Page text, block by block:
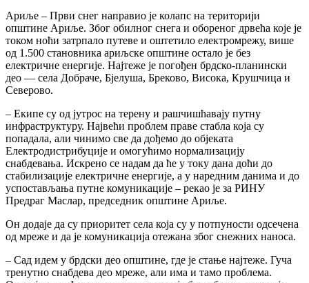
Ариље – Први снег направио је колапс на територији
општине Ариље. Због обилног снега и обореног дрвећа које је
током ноћи затрпало путеве и оштетило електромрежу, више
од 1.500 становника ариљске општине остало је без
електричне енергије. Најтеже је погођен брдско-планински
део — села Добраче, Бјелуша, Бреково, Висока, Крушчица и
Северово.
– Екипе су од јутрос на терену и рашчишћавају путну
инфраструктуру. Највећи проблем праве стабла која су
попадала, али чинимо све да дођемо до објеката
Електродистрибуције и омогућимо нормализацију
снабдевања. Искрено се надам да ће у току дана доћи до
стабилизације електричне енергије, а у наредним данима и до
успостављања путне комуникације – рекао је за РИНУ
Предраг Маслар, председник општине Ариље.
Он додаје да су приоритет села која су у потпуности одсечена
од мреже и да је комуникација отежана због снежних наноса.
– Сад идем у брдски део општине, где је стање најтеже. Гуча
тренутно снабдева део мреже, али има и тамо проблема.